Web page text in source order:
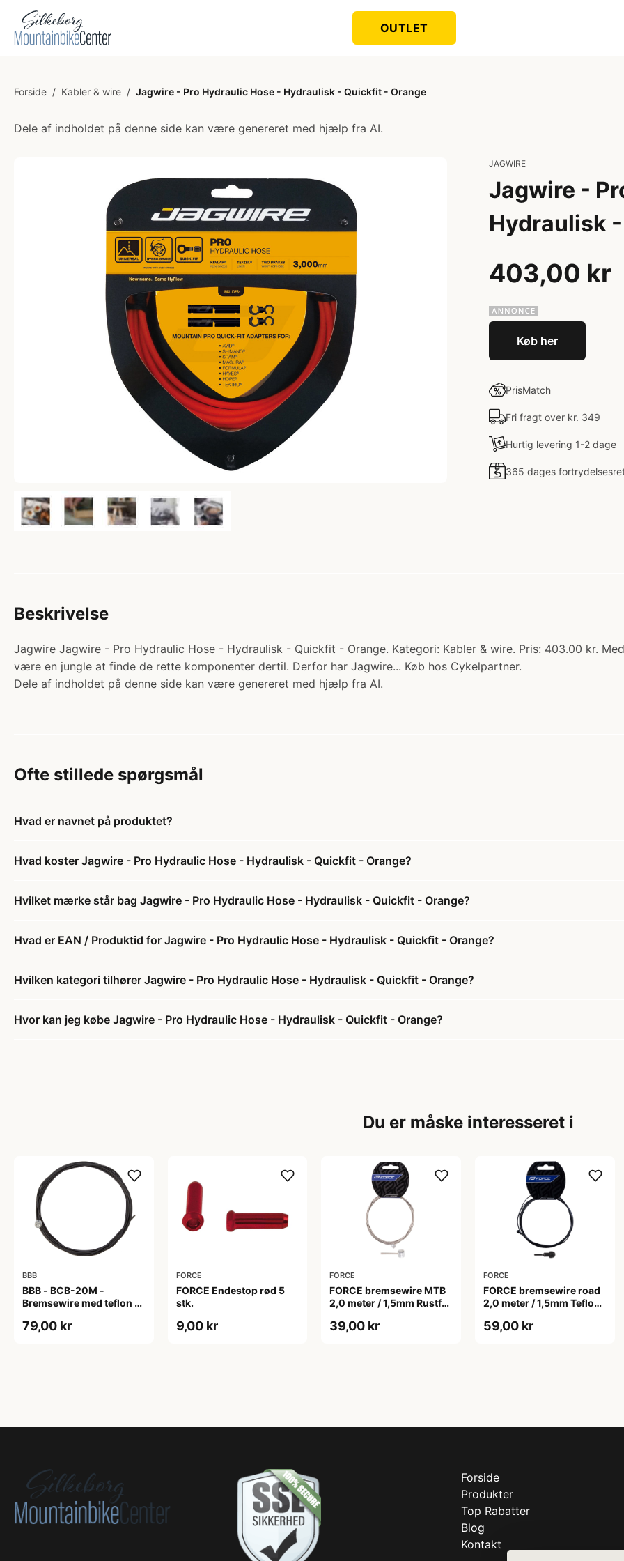
OUTLET
Forside / Kabler & wire / Jagwire - Pro Hydraulic Hose - Hydraulisk - Quickfit - Orange
Dele af indholdet på denne side kan være genereret med hjælp fra AI.
JAGWIRE
Jagwire -
Hydraulisk
403,00 kr
Køb her
PrisMatch
Fri fragt over kr. 349
Hurtig levering 1-2 dage
365 dages
Beskrivelse
Jagwire Jagwire - Pro Hydraulic Hose - Hydraulisk - Quickfit - Orange. Kategori: Kabler & wire. Pris: 403.00 kr.
være en jungle at finde de rette komponenter dertil. Derfor har Jagwire... Køb hos Cykelpartner.
Dele af indholdet på denne side kan være genereret med hjælp fra AI.
Ofte stillede spørgsmål
Hvad er navnet på produktet?
Hvad koster Jagwire - Pro Hydraulic Hose - Hydraulisk - Quickfit - Orange?
Hvilket mærke står bag Jagwire - Pro Hydraulic Hose - Hydraulisk - Quickfit - Orange?
Hvad er EAN / Produktid for Jagwire - Pro Hydraulic Hose - Hydraulisk - Quickfit - Orange?
Hvilken kategori tilhører Jagwire - Pro Hydraulic Hose - Hydraulisk - Quickfit - Orange?
Hvor kan jeg købe Jagwire - Pro Hydraulic Hose - Hydraulisk - Quickfit - Orange?
Du er måske interesseret i
BBB
BBB - BCB-20M -
Bremsewire med teflon -
Sort
79,00 kr
FORCE
FORCE Endestop rød 5
stk.
9,00 kr
FORCE
FORCE bremsewire MTB
2,0 meter / 1,5mm Rustfri
39,00 kr
FORCE
FORCE bremsewire road
2,0 meter / 1,5mm Teflon
59,00 kr
Forside
Produkter
Top Rabatter
Blog
Kontakt